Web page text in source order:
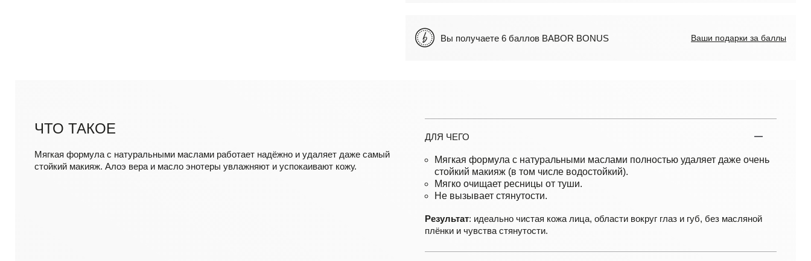
Вы получаете 6 баллов BABOR BONUS Ваши подарки за баллы
ЧТО ТАКОЕ
Мягкая формула с натуральными маслами работает надёжно и удаляет даже самый
стойкий макияж. Алоэ вера и масло энотеры увлажняют и успокаивают кожу.
ДЛЯ ЧЕГО
Мягкая формула с натуральными маслами полностью удаляет даже очень
стойкий макияж (в том числе водостойкий).
Мягко очищает ресницы от туши.
Не вызывает стянутости.
Результат: идеально чистая кожа лица, области вокруг глаз и губ, без масляной
плёнки и чувства стянутости.